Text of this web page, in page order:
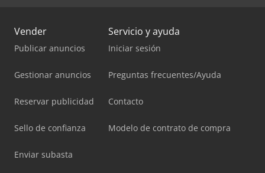
Vender
Publicar anuncios
Gestionar anuncios
Reservar publicidad
Sello de confianza
Enviar subasta
Servicio y ayuda
Iniciar sesión
Preguntas frecuentes/Ayuda
Contacto
Modelo de contrato de compra